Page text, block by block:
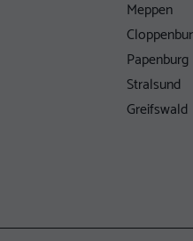
Meppen
Papenburg
Stralsund
Greifswald